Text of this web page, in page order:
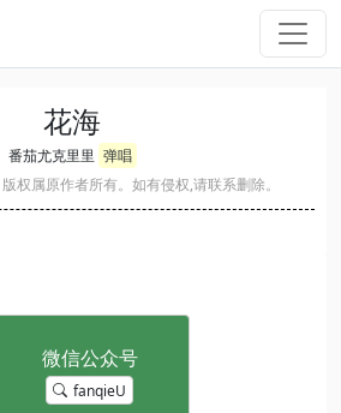
花海
番茄尤克里里 弹唱
权属原作者所有。如有侵权,请联系删除。
fanqieU